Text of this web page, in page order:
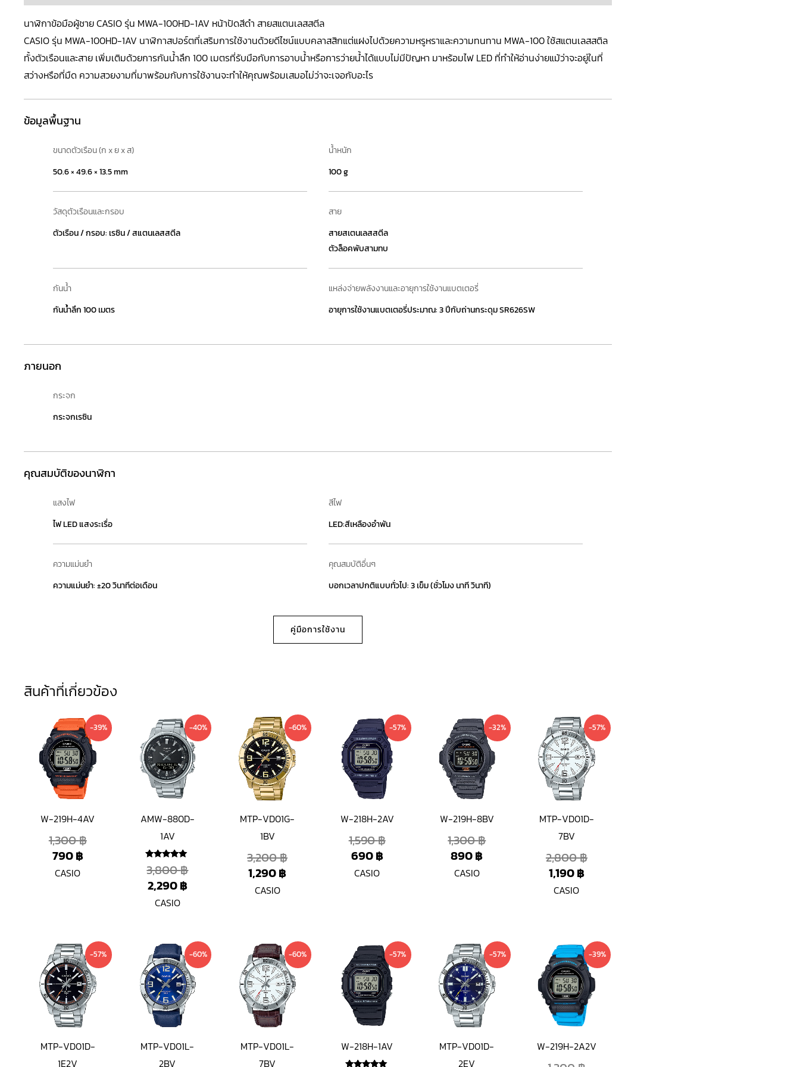
นาฬิกาข้อมือผู้ชาย CASIO รุ่น MWA-100HD-1AV หน้าปัดสีดำ สายสแตนเลสสตีล
CASIOรุ่น MWA-100HD-1AV นาฬิกาสปอร์ตที่เสริมการใช้งานด้วยดีไซน์แบบคลาสสิกแต่แฝงไปด้วยความหรูหราและความทนทาน MWA-100 ใช้สแตนเลสสติล
ทั้งตัวเรือนและสาย เพิ่มเติมด้วยการกันน้ำลึก 100 เมตรที่รับมือกับการอาบน้ำหรือการว่ายน้ำได้แบบไม่มีปัญหา มาหร้อมไฟ LED ที่ทำให้อ่านง่ายแม้ว่าจะอยู่ในที่
สว่างหรือที่มืด ความสวยงามที่มาพร้อมกับการใช้งานจะทำให้คุณพร้อมเสมอไม่ว่าจะเจอกับอะไร
ข้อมูลพื้นฐาน
ขนาดตัวเรือน (ก x ย x ส)
50.6 × 49.6 × 13.5 mm
น้ำหนัก
100 g
วัสดุตัวเรือนและกรอบ
ตัวเรือน / กรอบ: เรซิน / สแตนเลสสตีล
สาย
สายสเตนเลสสตีล
ตัวล็อคพับสามทบ
กันน้ำ
กันน้ำลึก 100 เมตร
แหล่งจ่ายพลังงานและอายุการใช้งานแบตเตอรี่
อายุการใช้งานแบตเตอรี่ประมาณ: 3 ปีกับถ่านกระดุม SR626SW
ภายนอก
กระจก
กระจกเรซิน
คุณสมบัติของนาฬิกา
แสงไฟ
ไฟ LED แสงระเรื่อ
สีไฟ
LED:สีเหลืองอำพัน
ความแม่นยำ
ความแม่นยำ: ±20 วินาทีต่อเดือน
คุณสมบัติอื่นๆ
บอกเวลาปกติแบบทั่วไป: 3 เข็ม (ชั่วโมง นาที วินาที)
คู่มือการใช้งาน
สินค้าที่เกี่ยวข้อง
-39%
W-219H-4AV
1,300฿
Original
price
was:
1,300 ฿.
790฿
Current
price
is:
790 ฿.
CASIO
-40%
AMW-880D-
1AV
ให้คะแนน
5
ตั้งแต่ 1-5
คะแนน
3,800฿
Original
price
was:
3,800 ฿.
2,290฿
Current
price
is:
2,290 ฿.
CASIO
-60%
MTP-VD01G-
1BV
3,200฿
Original
price
was:
3,200 ฿.
1,290฿
Current
price
is:
1,290 ฿.
CASIO
-57%
W-218H-2AV
1,590฿
Original
price
was:
1,590 ฿.
690฿
Current
price
is:
690 ฿.
CASIO
-32%
W-219H-8BV
1,300฿
Original
price
was:
1,300 ฿.
890฿
Current
price
is:
890 ฿.
CASIO
-57%
MTP-VD01D-
7BV
2,800฿
Original
price
was:
2,800 ฿.
1,190฿
Current
price
is:
1,190 ฿.
CASIO
-57%
MTP-VD01D-
1E2V
Original
price
was:
2,800 ฿.
Current
price
is:
1,190 ฿.
-60%
MTP-VD01L-
2BV
Original
price
was:
2,500 ฿.
Current
price
is:
990 ฿.
-60%
MTP-VD01L-
7BV
Original
price
was:
2,500 ฿.
Current
price
is:
990 ฿.
-57%
W-218H-1AV
Original
price
was:
1,590 ฿.
Current
price
is:
690 ฿.
-57%
MTP-VD01D-
2EV
Original
price
was:
2,800 ฿.
Current
price
is:
1,190 ฿.
-39%
W-219H-2A2V
Original
price
was:
1,300 ฿.
Current
price
is:
790 ฿.